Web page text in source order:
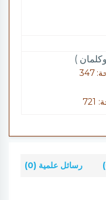
)
رسائل علمية (0)